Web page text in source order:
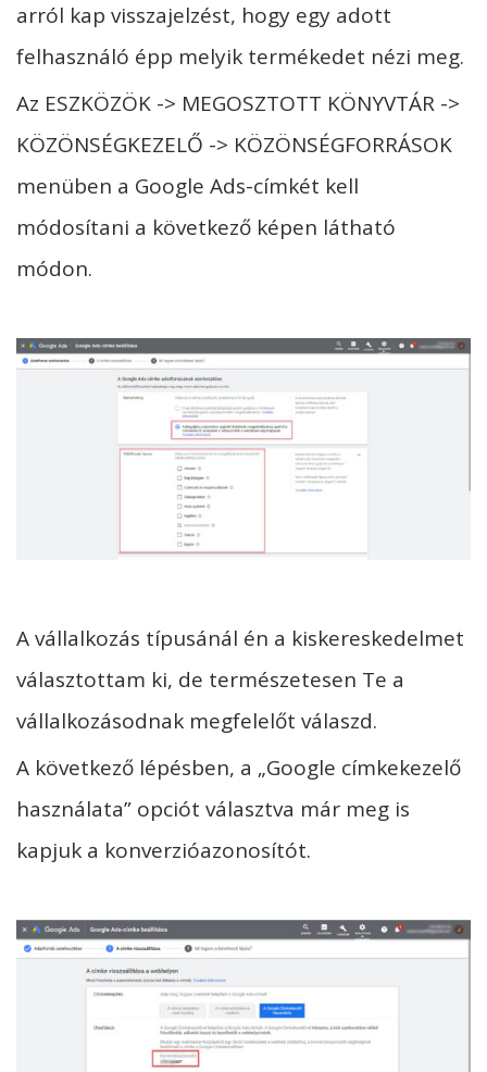
arról kap visszajelzést, hogy egy adott
felhasználó épp melyik termékedet nézi meg.
Az ESZKÖZÖK -> MEGOSZTOTT KÖNYVTÁR ->
KÖZÖNSÉGKEZELŐ -> KÖZÖNSÉGFORRÁSOK
menüben a Google Ads-címkét kell
módosítani a következő képen látható
módon.
A vállalkozás típusánál én a kiskereskedelmet
választottam ki, de természetesen Te a
vállalkozásodnak megfelelőt válaszd.
A következő lépésben, a „Google címkekezelő
használata” opciót választva már meg is
kapjuk a konverzióazonosítót.